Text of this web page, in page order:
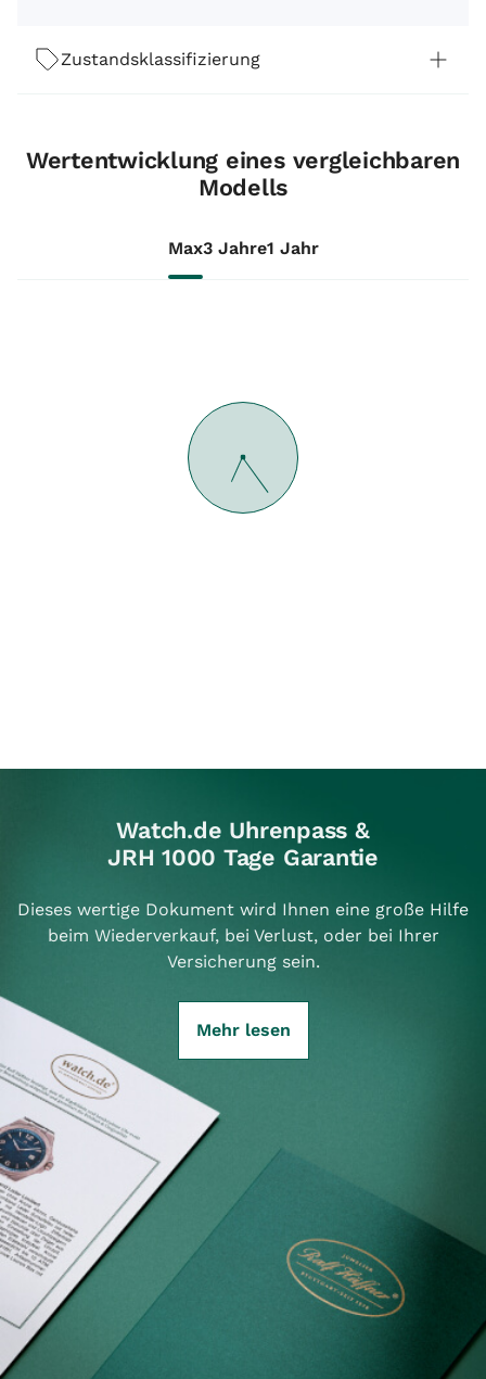
Zustandsklassifizierung
Wertentwicklung eines vergleichbaren
Modells
Max3 Jahre1 Jahr
Watch.de Uhrenpass &
JRH 1000 Tage Garantie
Dieses wertige Dokument wird Ihnen eine große Hilfe
beim Wiederverkauf, bei Verlust, oder bei Ihrer
Versicherung sein.
Mehr lesen